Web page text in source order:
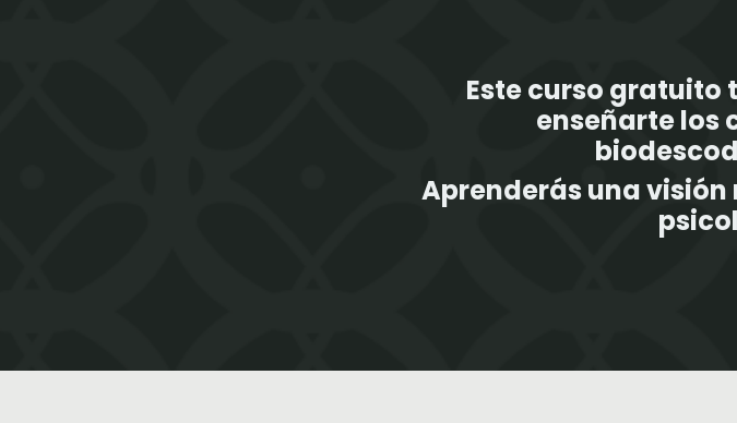
Este curso gratuito
enseñarte los
Aprenderás una